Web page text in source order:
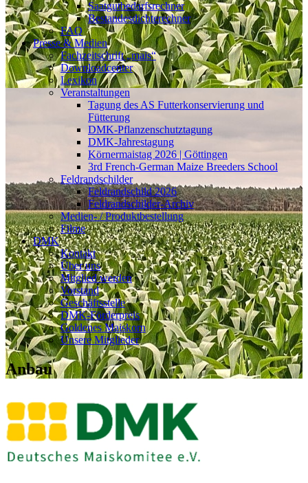
Saatgutbedarfsrechner
Bestandesdichterechner
FAQ
Presse & Medien
Fachzeitschrift „mais“
Downloadcenter
Lexikon
Veranstaltungen
Tagung des AS Futterkonservierung und
Fütterung
DMK-Pflanzenschutztagung
DMK-Jahrestagung
Körnermaistag 2026 | Göttingen
3rd French-German Maize Breeders School
Feldrandschilder
Feldrandschild 2026
Feldrandschilder-Archiv
Medien- / Produktbestellung
Filme
DMK
Kontakt
Über uns
Mitglied werden
Vorstand
Geschäftsstelle
DMK-Förderpreis
Goldenes Maiskorn
Unsere Mitglieder
Anbau